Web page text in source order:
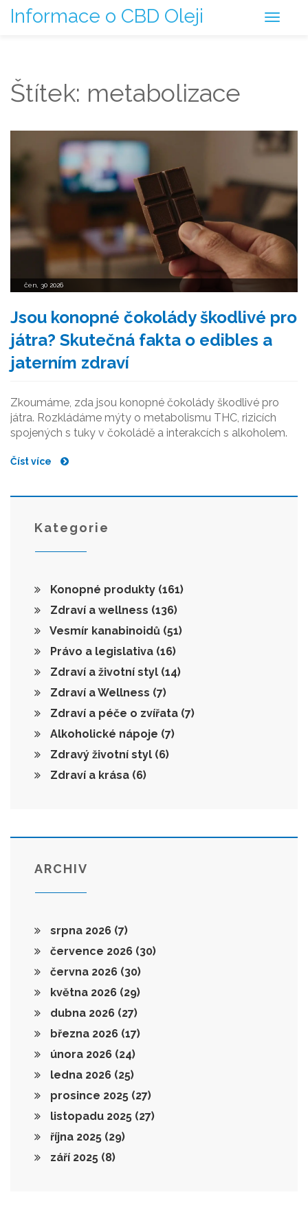
Informace o CBD Oleji
Štítek: metabolizace
čen, 30 2026
Jsou konopné čokolády škodlivé pro
játra? Skutečná fakta o edibles a
jaterním zdraví
Zkoumáme, zda jsou konopné čokolády škodlivé pro
játra. Rozkládáme mýty o metabolismu THC, rizicích
spojených s tuky v čokoládě a interakcích s alkoholem.
Číst více
Kategorie
Konopné produkty (161)
Zdraví a wellness (136)
Vesmír kanabinoidů (51)
Právo a legislativa (16)
Zdraví a životní styl (14)
Zdraví a Wellness (7)
Zdraví a péče o zvířata (7)
Alkoholické nápoje (7)
Zdravý životní styl (6)
Zdraví a krása (6)
ARCHIV
srpna 2026 (7)
července 2026 (30)
června 2026 (30)
května 2026 (29)
dubna 2026 (27)
března 2026 (17)
února 2026 (24)
ledna 2026 (25)
prosince 2025 (27)
listopadu 2025 (27)
října 2025 (29)
září 2025 (8)